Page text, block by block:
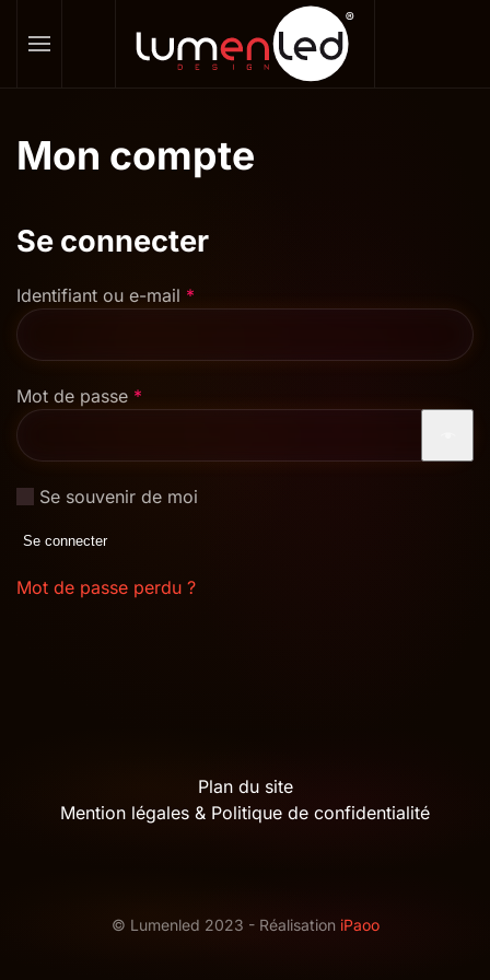
Skip to main content
Mon compte
Se connecter
Identifiant ou e-mail *
Mot de passe *
Se souvenir de moi
Se connecter
Mot de passe perdu ?
Plan du site
Mention légales & Politique de confidentialité
© Lumenled 2023 - Réalisation iPaoo